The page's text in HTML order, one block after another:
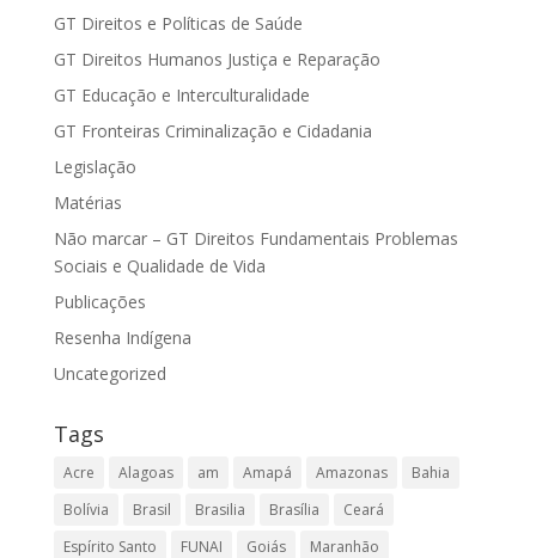
GT Direitos e Políticas de Saúde
GT Direitos Humanos Justiça e Reparação
GT Educação e Interculturalidade
GT Fronteiras Criminalização e Cidadania
Legislação
Matérias
Não marcar – GT Direitos Fundamentais Problemas
Sociais e Qualidade de Vida
Publicações
Resenha Indígena
Uncategorized
Tags
Acre Alagoas am Amapá Amazonas
Bahia
Bolívia
Brasil Brasilia Brasília
Ceará
Espírito Santo
FUNAI Goiás
Maranhão